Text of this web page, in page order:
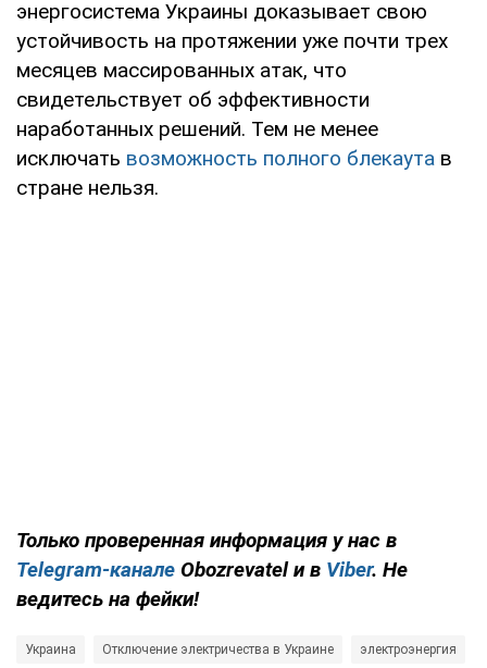
энергосистема Украины доказывает свою
устойчивость на протяжении уже почти трех
месяцев массированных атак, что
свидетельствует об эффективности
наработанных решений. Тем не менее
исключать возможность полного блекаута в
стране нельзя.
Только проверенная информация у нас в
Telegram-канале Obozrevatel и в Viber. Не
ведитесь на фейки!
Украина Отключение электричества в Украине электроэнергия